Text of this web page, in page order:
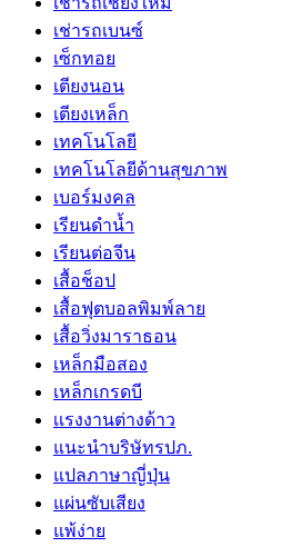
เช่ารถเบนซ์
เซ็กทอย
เตียงนอน
เตียงเหล็ก
เทคโนโลยี
เทคโนโลยีด้านสุขภาพ
เบอร์มงคล
เรียนดำน้ำ
เรียนต่อจีน
เสื้อช็อป
เสื้อฟุตบอลพิมพ์ลาย
เสื้อวิ่งมาราธอน
เหล็กมือสอง
เหล็กเกรดบี
เเรงงานต่างด้าว
แนะนำบริษัทรปภ.
แปลภาษาญี่ปุ่น
แผ่นซับเสียง
แพ้ง่าย